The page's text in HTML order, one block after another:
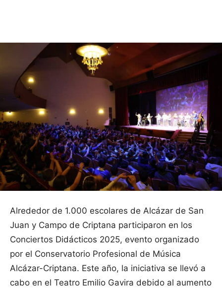
Alrededor de 1.000 escolares de Alcázar de San
Juan y Campo de Criptana participaron en los
Conciertos Didácticos 2025, evento organizado
por el Conservatorio Profesional de Música
Alcázar-Criptana. Este año, la iniciativa se llevó a
cabo en el Teatro Emilio Gavira debido al aumento